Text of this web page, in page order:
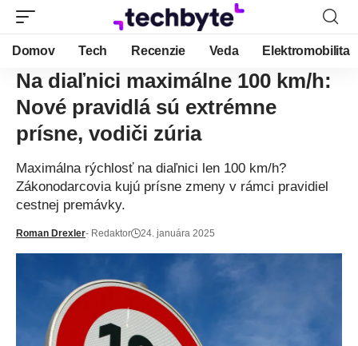
Domov Tech Recenzie Veda Elektromobilita
Na diaľnici maximálne 100 km/h:
Nové pravidlá sú extrémne
prísne, vodiči zúria
Maximálna rýchlosť na diaľnici len 100 km/h?
Zákonodarcovia kujú prísne zmeny v rámci pravidiel
cestnej premávky.
Roman Drexler- Redaktor 24. januára 2025